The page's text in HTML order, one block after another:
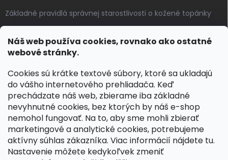
Náš web používa cookies, rovnako ako ostatné
webové stránky.
Cookies sú krátke textové súbory, ktoré sa ukladajú
do vášho internetového prehliadača. Keď
prechádzate náš web, zbierame iba základné
nevyhnutné cookies, bez ktorých by náš e-shop
nemohol fungovať. Na to, aby sme mohli zbierať
marketingové a analytické cookies, potrebujeme
aktívny súhlas zákazníka. Viac informácií nájdete tu.
Nastavenie môžete kedykoľvek zmeniť
Základné pravidlá správnej starostlivosti o kožené topánky
Výroba českých kožených opaskov: vôňa pravej kože, dotyk
remesla
KONTAKT
dotazy@ spongr.cz
+420 776 663 962
https://www.facebook.com/spongr.cz